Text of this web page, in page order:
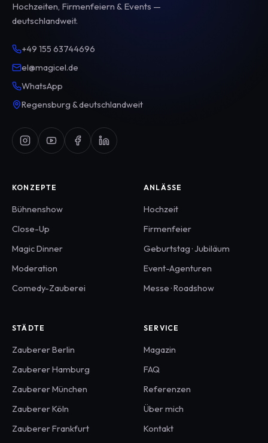
Hochzeiten, Firmenfeiern & Events —
deutschlandweit.
+49 155 63744696
el@magicel.de
WhatsApp
Regensburg & deutschlandweit
KONZEPTE
Bühnenshow
Close-Up
Magic Dinner
Moderation
Comedy-Zauberei
ANLÄSSE
Hochzeit
Firmenfeier
Geburtstag · Jubiläum
Event-Agenturen
Messe · Roadshow
STÄDTE
ZaubererBerlin
ZaubererHamburg
ZaubererMünchen
ZaubererKöln
ZaubererFrankfurt
SERVICE
Magazin
FAQ
Referenzen
Über mich
Kontakt